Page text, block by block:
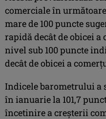
comerciale în
mare de 100 puncte
rapidă decât de obicei
nivel sub 100 puncte
decât de obicei a
Indicele barometrului a
în ianuarie la 101,7
încetinire a creşterii